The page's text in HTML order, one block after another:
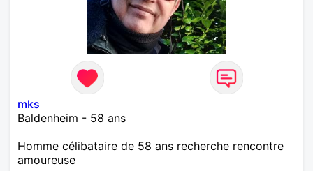
mks
Baldenheim - 58 ans
Homme célibataire de 58 ans recherche rencontre
amoureuse